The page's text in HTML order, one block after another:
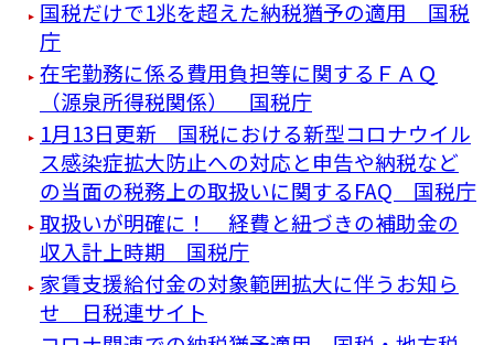
国税だけで1兆を超えた納税猶予の適用 国税
庁
在宅勤務に係る費用負担等に関するＦＡＱ
（源泉所得税関係） 国税庁
1月13日更新 国税における新型コロナウイル
ス感染症拡大防止への対応と申告や納税など
の当面の税務上の取扱いに関するFAQ 国税庁
取扱いが明確に！ 経費と紐づきの補助金の
収入計上時期 国税庁
家賃支援給付金の対象範囲拡大に伴うお知ら
せ 日税連サイト